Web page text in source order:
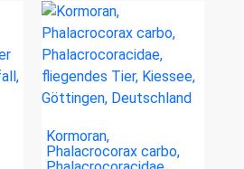
Kormoran,
Phalacrocorax carbo,